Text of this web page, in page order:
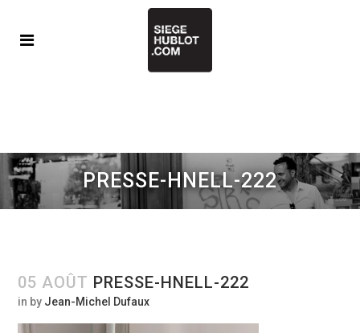
PRESSE-HNELL-222
05 AOÛT PRESSE-HNELL-222
in by Jean-Michel Dufaux